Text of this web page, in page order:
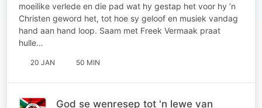
moeilike verlede en die pad wat hy gestap het voor hy ’n
Christen geword het, tot hoe sy geloof en musiek vandag
hand aan hand loop. Saam met Freek Vermaak praat
hulle…
20 JAN 50 MIN
God se wenresep tot 'n lewe van